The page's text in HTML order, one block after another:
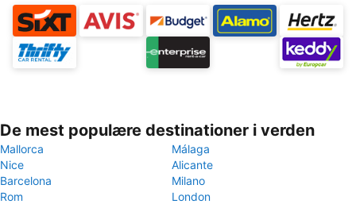
De mest populære destinationer i verden
Mallorca
Málaga
Nice
Alicante
Barcelona
Milano
Rom
London